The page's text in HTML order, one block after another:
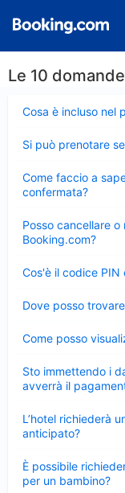
Le 10
Cosa è incluso nel
chiuso
Si può prenotare
chiuso
Come faccio a
confermata?
chiuso
Posso cancellare
Booking.com?
chiuso
Cos'è il codice PIN
chiuso
Dove posso
chiuso
Come posso
chiuso
Sto immettendo i
avverrà il
chiuso
L’hotel richiederà
anticipato?
chiuso
È possibile
per un bambino?
Elemento
chiuso